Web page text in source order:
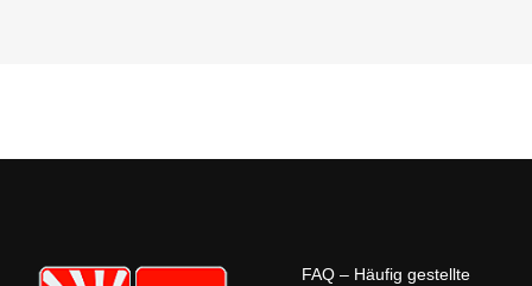
FAQ – Häufig gestellte